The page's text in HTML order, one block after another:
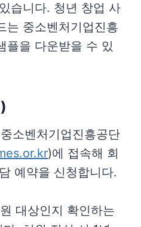
습니다. 청년 창업 사
는 중소벤처기업진흥
플을 다운받을 수 있
소벤처기업진흥공단
)에 접속해 회
예약을 신청합니다.
대상인지 확인하는